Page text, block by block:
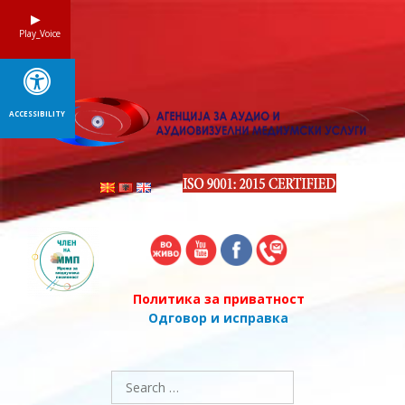
Политика за приватност
Одговор и исправка
Search
for:
Play_Voice
ACCESSIBILITY